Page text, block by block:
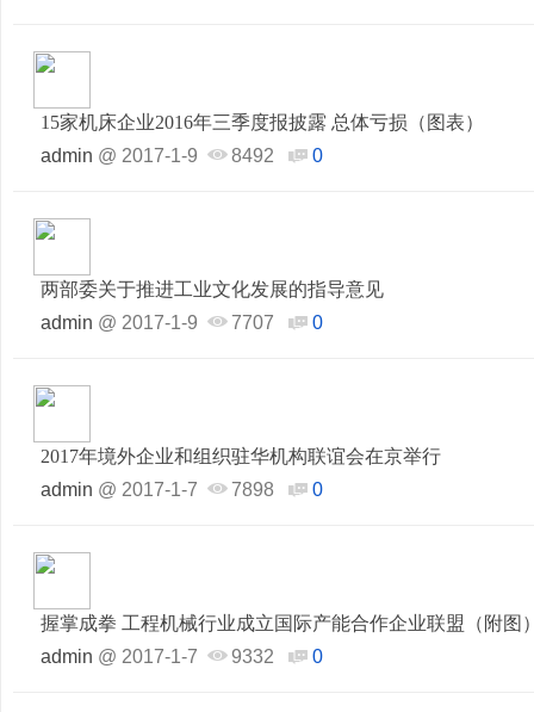
15家机床企业2016年三季度报披露 总体亏损（图表）
admin @ 2017-1-9 8492 0
两部委关于推进工业文化发展的指导意见
admin @ 2017-1-9 7707 0
2017年境外企业和组织驻华机构联谊会在京举行
admin @ 2017-1-7 7898 0
握掌成拳 工程机械行业成立国际产能合作企业联盟（附图
admin @ 2017-1-7 9332 0